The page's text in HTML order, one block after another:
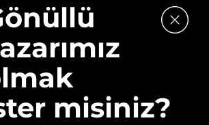
kaydolun.
misiniz?